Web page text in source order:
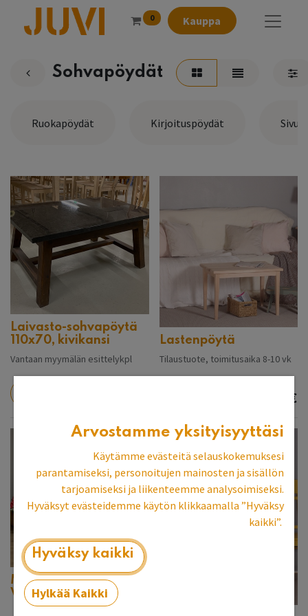
0 Kauppa
Sohvapöydät
Ruokapöydät Kirjoituspöydät
Laivasto-sohvapöytä
110x70, kivikansi
Vantaan myymälän esittelykpl
Lastenpöytä
Tilaustuote, toimitusaika 8-10 vk
€
Matala Sivupöytä
Välitasolla
Arvostamme yksityisyyttäsi
Käytämme evästeitä selauskokemuksesi
parantamiseksi, personoitujen mainosten ja sisällön
tarjoamiseksi ja liikenteemme analysoimiseksi.
Hyväksyt evästeidemme käytön klikkaamalla ”Hyväksy
kaikki”.
Hyväksy kaikki
Hylkää Kaikki